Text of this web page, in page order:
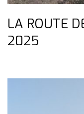
LA ROUTE
2025